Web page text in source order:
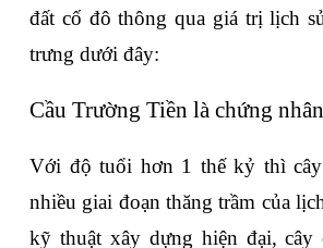
đất cố đô thông qua giá trị lịch
trưng dưới đây:
Cầu Trường Tiền là chứng
Với độ tuổi hơn 1 thế kỷ thì cây
nhiều giai đoạn thăng trầm của
kỹ thuật xây dựng hiện đại, cây